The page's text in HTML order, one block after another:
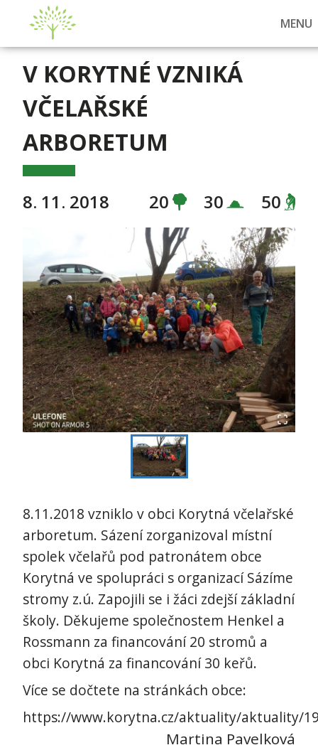
MENU
V KORYTNÉ VZNIKÁ
VČELAŘSKÉ
ARBORETUM
8. 11. 2018 20 30 50
8.11.2018 vzniklo v obci Korytná včelařské
arboretum. Sázení zorganizoval místní
spolek včelařů pod patronátem obce
Korytná ve spolupráci s organizací Sázíme
stromy z.ú. Zapojili se i žáci zdejší základní
školy. Děkujeme společnostem Henkel a
Rossmann za financování 20 stromů a
obci Korytná za financování 30 keřů.
Více se dočtete na stránkách obce:
https://www.korytna.cz/aktuality/aktuality/
Martina Pavelková